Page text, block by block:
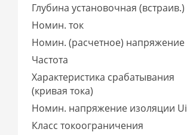
Глубина установочная (встраив.)
Номин. ток
Номин. (расчетное) напряжение
Частота
Характеристика срабатывания
(кривая тока)
Номин. напряжение изоляции Ui
Класс токоограничения